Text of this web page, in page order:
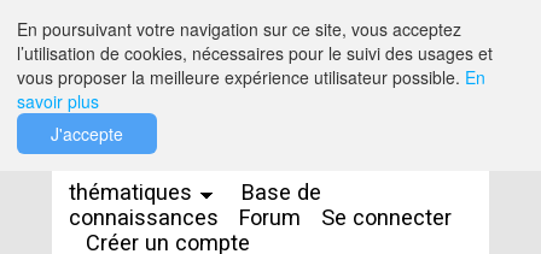
thématiques
Base de
connaissances
Forum
Se connecter
Créer un compte
En poursuivant votre navigation sur ce site, vous acceptez
l’utilisation de cookies, nécessaires pour le suivi des usages et
vous proposer la meilleure expérience utilisateur possible. En
savoir plus
J'accepte